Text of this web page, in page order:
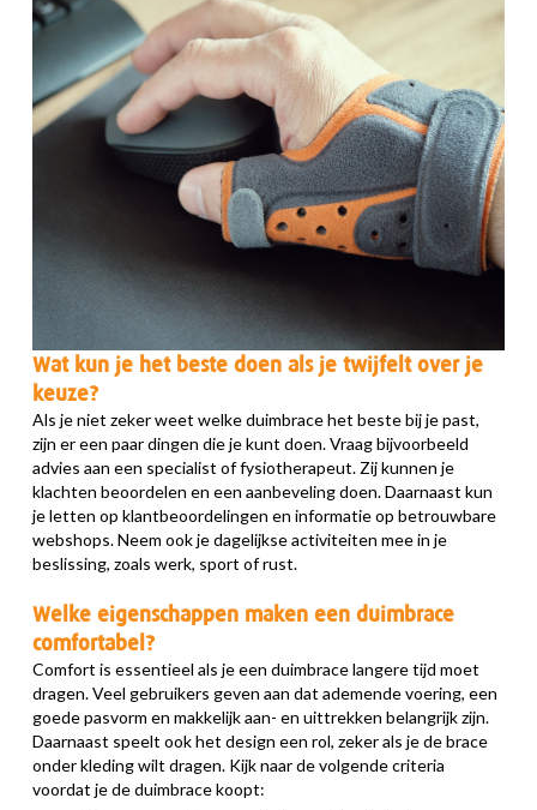
Wat kun je het beste doen als je twijfelt over je
keuze?
Als je niet zeker weet welke duimbrace het beste bij je past,
zijn er een paar dingen die je kunt doen. Vraag bijvoorbeeld
advies aan een specialist of fysiotherapeut. Zij kunnen je
klachten beoordelen en een aanbeveling doen. Daarnaast kun
je letten op klantbeoordelingen en informatie op betrouwbare
webshops. Neem ook je dagelijkse activiteiten mee in je
beslissing, zoals werk, sport of rust.
Welke eigenschappen maken een duimbrace
comfortabel?
Comfort is essentieel als je een duimbrace langere tijd moet
dragen. Veel gebruikers geven aan dat ademende voering, een
goede pasvorm en makkelijk aan- en uittrekken belangrijk zijn.
Daarnaast speelt ook het design een rol, zeker als je de brace
onder kleding wilt dragen. Kijk naar de volgende criteria
voordat je de duimbrace koopt: